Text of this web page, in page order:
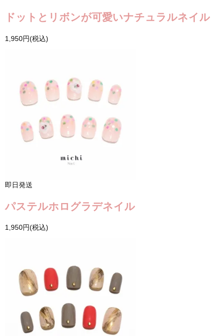
ドットとリボンが可愛いナチュラルネイル
1,950円(税込)
即日発送
パステルホログラデネイル
1,950円(税込)